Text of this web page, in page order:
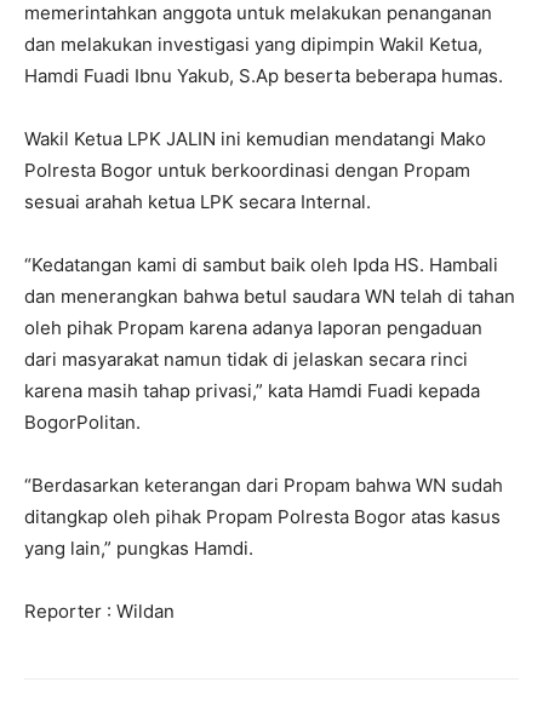
memerintahkan anggota untuk melakukan penanganan
dan melakukan investigasi yang dipimpin Wakil Ketua,
Hamdi Fuadi Ibnu Yakub, S.Ap beserta beberapa humas.
Wakil Ketua LPK JALIN ini kemudian mendatangi Mako
Polresta Bogor untuk berkoordinasi dengan Propam
sesuai arahah ketua LPK secara Internal.
“Kedatangan kami di sambut baik oleh Ipda HS. Hambali
dan menerangkan bahwa betul saudara WN telah di tahan
oleh pihak Propam karena adanya laporan pengaduan
dari masyarakat namun tidak di jelaskan secara rinci
karena masih tahap privasi,” kata Hamdi Fuadi kepada
BogorPolitan.
“Berdasarkan keterangan dari Propam bahwa WN sudah
ditangkap oleh pihak Propam Polresta Bogor atas kasus
yang lain,” pungkas Hamdi.
Reporter : Wildan